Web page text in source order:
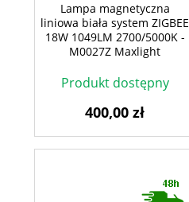
Lampa magnetyczna
liniowa biała system ZIGBEE
18W 1049LM 2700/5000K -
M0027Z Maxlight
Produkt dostępny
400,00 zł